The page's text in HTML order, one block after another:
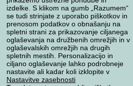
izdelke. S klikom na gumb „Razumem“
se tudi strinjate z uporabo piškotkov in
prenosom podatkov o obnašanju na
spletni strani za prikazovanje ciljanega
oglaševanja na družbenih omrežjih in v
oglaševalskih omrežjih na drugih
spletnih mestih. Personalizacijo in
ciljano oglaševanje lahko podrobneje
nastavite ali kadar koli izklopite v
Nastavitve zasebnosti
Načini prevoza
Načini plačila